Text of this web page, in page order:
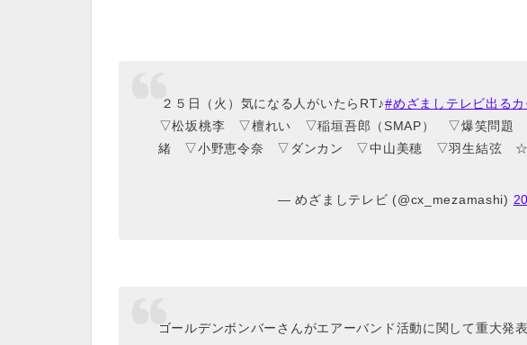
２５日（火）気になる人がいたらRT♪#めざましテレビ出るカ
▽松坂桃李 ▽檀れい ▽稲垣吾郎（SMAP） ▽爆笑問
緒 ▽小野恵令奈 ▽ダンカン ▽中山美穂 ▽羽生結弦 ☆内
— めざましテレビ (@cx_mezamashi)
ゴールデンボンバーさんがエアーバンド活動に関して重大発